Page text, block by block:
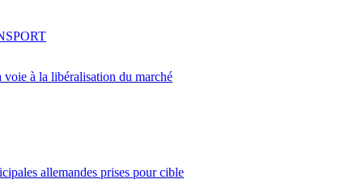
à la libéralisation du marché
allemandes prises pour cible